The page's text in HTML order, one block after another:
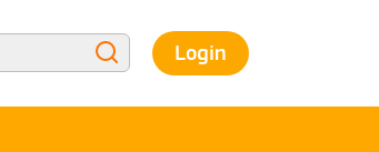
Login